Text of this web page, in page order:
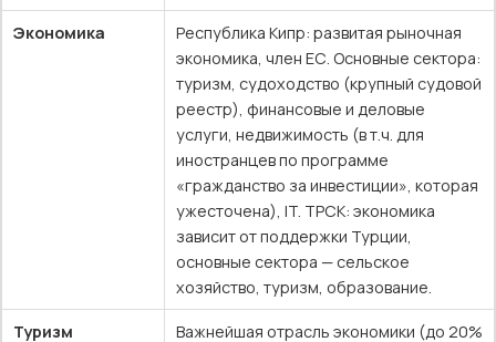
Экономика
Республика Кипр: развитая рыночная
экономика, член ЕС. Основные сектора:
туризм, судоходство (крупный судовой
реестр), финансовые и деловые
услуги, недвижимость (в т.ч. для
иностранцев по программе
«гражданство за инвестиции», которая
ужесточена), IT. ТРСК: экономика
зависит от поддержки Турции,
основные сектора — сельское
хозяйство, туризм, образование.
Туризм
Важнейшая отрасль экономики (до 20%